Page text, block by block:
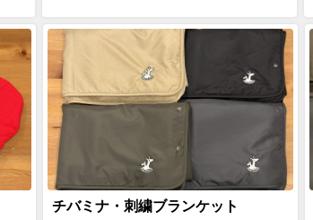
チバミナ・刺繍ブランケット